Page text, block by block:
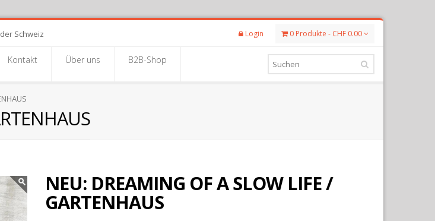
Schweiz Login 0 Produkte - CHF 0.00
Kontakt Über uns B2B-Shop
NEU: DREAMING OF A SLOW LIFE /
GARTENHAUS